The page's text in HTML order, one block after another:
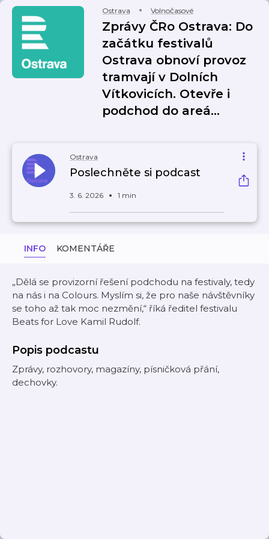
Ostrava Volnočasové
Zprávy ČRo Ostrava: Do
začátku festivalů
Ostrava obnoví provoz
tramvají v Dolních
Vítkovicích. Otevře i
podchod do areá…
Ostrava
Poslechněte si podcast
3. 6. 2026 1 min
INFO KOMENTÁŘE
„Dělá se provizorní řešení podchodu na festivaly, tedy
na nás i na Colours. Myslím si, že pro naše návštěvníky
se toho až tak moc nezmění,“ říká ředitel festivalu
Beats for Love Kamil Rudolf.
Popis podcastu
Zprávy, rozhovory, magazíny, písničková přání,
dechovky.